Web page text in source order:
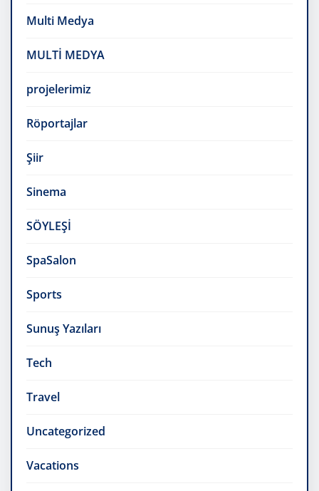
Multi Medya
MULTİ MEDYA
projelerimiz
Röportajlar
Şiir
Sinema
SÖYLEŞİ
SpaSalon
Sports
Sunuş Yazıları
Tech
Travel
Uncategorized
Vacations